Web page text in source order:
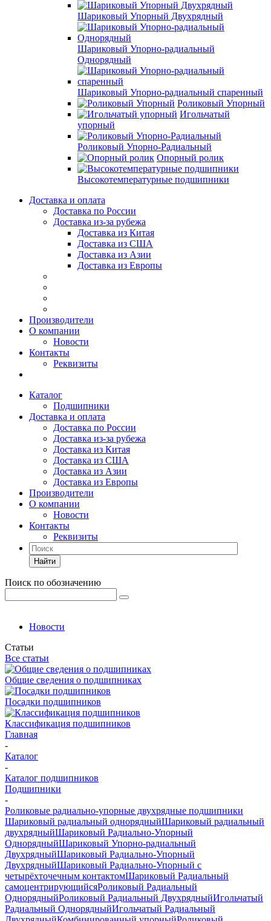
Шариковый Упорный Двухрядный
Шариковый Упорно-радиальный
Однорядный
Шариковый Упорно-радиальный спаренный
Роликовый Упорный
Игольчатый
упорный
Роликовый Упорно-Радиальный
Опорный ролик
Высокотемпературные подшипники
Доставка и оплата
Доставка по России
Доставка из-за рубежа
Доставка из Китая
Доставка из США
Доставка из Азии
Доставка из Европы
Производители
О компании
Новости
Контакты
Реквизиты
Каталог
Подшипники
Доставка и оплата
Доставка по России
Доставка из-за рубежа
Доставка из Китая
Доставка из США
Доставка из Азии
Доставка из Европы
Производители
О компании
Новости
Контакты
Реквизиты
Найти
Поиск по обозначению
Новости
Статьи
Все статьи
Общие сведения о подшипниках
Посадки подшипников
Классификация подшипников
Главная
-
Каталог
-
Каталог подшипников
Подшипники
-
Роликовые радиально-упорные двухрядные подшипники
Шариковый радиальный однорядныйШариковый радиальный
двухрядныйШариковый Радиально-Упорный
ОднорядныйШариковый Упорно-радиальный
ДвухрядныйШариковый Радиально-Упорный
ДвухрядныйШариковый Радиально-Упорный с
четырёхточечным контактомШариковый Радиальный
самоцентрирующийсяРоликовый Радиальный
ОднорядныйРоликовый Радиальный ДвухрядныйИгольчатый
Радиальный ОднорядныйИгольчатый Радиальный